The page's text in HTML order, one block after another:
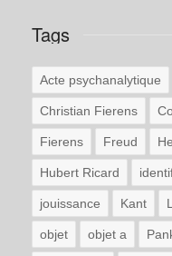
Tags
Acte psychanalytique
Christian Fierens
Fierens Freud
Hubert Ricard
jouissance Kant
objet objet a